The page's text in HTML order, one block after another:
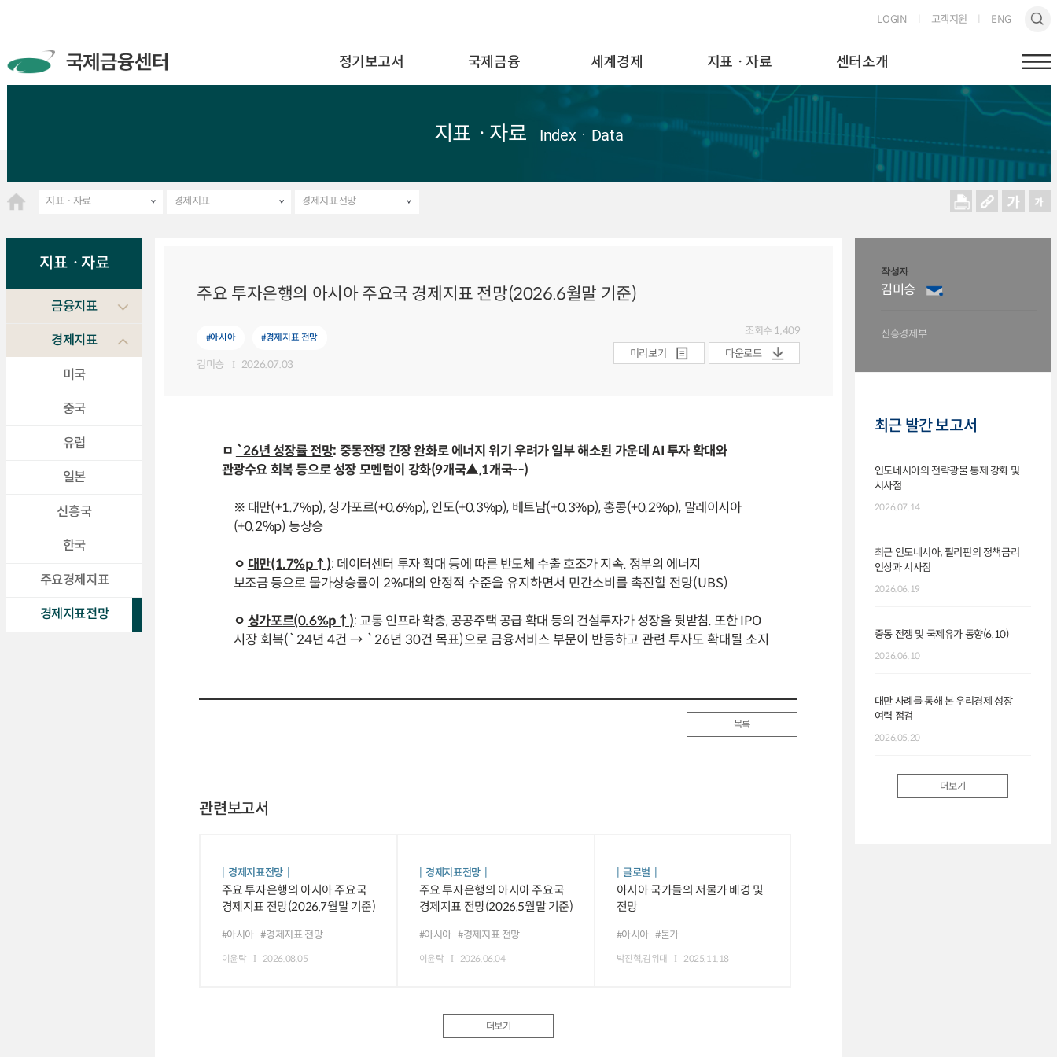
LOGIN 고객지원 ENG
정기보고서 국제금융 세계경제 지표ㆍ자료 센터소개
지표ㆍ자료 IndexㆍData
지표ㆍ자료 경제지표 경제지표전망
지표ㆍ자료
금융지표
경제지표
미국
중국
유럽
일본
신흥국
한국
주요경제지표
경제지표전망
주요 투자은행의 아시아 주요국 경제지표 전망(2026.6월말 기준)
#아시아 #경제지표 전망
김미승 2026.07.03
조회수 1,409
미리보기
다운로드
ㅁ `26년 성장률 전망: 중동전쟁 긴장 완화로 에너지 위기 우려가 일부 해소된 가운데 AI 투자 확대와
관광수요 회복 등으로 성장 모멘텀이 강화(9개국▲,1개국--)
※ 대만(+1.7%p), 싱가포르(+0.6%p), 인도(+0.3%p), 베트남(+0.3%p), 홍콩(+0.2%p), 말레이시아
(+0.2%p) 등상승
ㅇ 대만(1.7%p↑): 데이터센터 투자 확대 등에 따른 반도체 수출 호조가 지속. 정부의 에너지
보조금등으로 물가상승률이 2%대의 안정적 수준을 유지하면서 민간소비를 촉진할 전망(UBS)
ㅇ 싱가포르(0.6%p↑): 교통 인프라 확충, 공공주택 공급 확대 등의 건설투자가 성장을 뒷받침. 또한IPO
시장 회복(`24년 4건 → `26년 30건 목표)으로 금융서비스 부문이 반등하고 관련 투자도 확대될 소지
목록
관련보고서
경제지표전망
주요 투자은행의 아시아 주요국
경제지표 전망(2026.7월말 기준)
#아시아 #경제지표 전망
이윤탁 2026.08.05
경제지표전망
주요 투자은행의 아시아 주요국
경제지표 전망(2026.5월말 기준)
#아시아 #경제지표 전망
이윤탁 2026.06.04
글로벌
아시아 국가들의 저물가 배경 및
전망
#아시아 #물가
박진혁,김위대 2025.11.18
더보기
작성자
김미승
신흥경제부
최근 발간 보고서
인도네시아의 전략광물 통제 강화 및
시사점
2026.07.14
최근 인도네시아, 필리핀의 정책금리
인상과 시사점
2026.06.19
중동 전쟁 및 국제유가 동향(6.10)
2026.06.10
대만 사례를 통해 본 우리경제 성장
여력 점검
2026.05.20
더보기